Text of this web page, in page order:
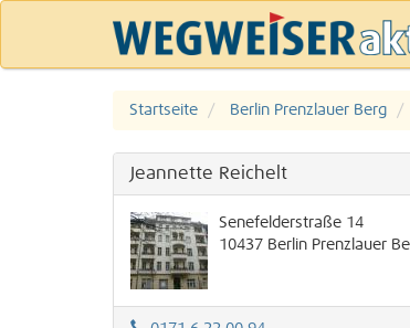
Startseite Berlin Prenzlauer Berg
Jeannette Reichelt
Senefelderstraße 14
10437 Berlin Prenzlauer